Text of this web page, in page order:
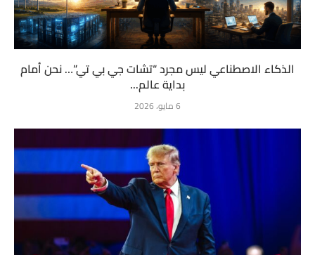
الذكاء الاصطناعي ليس مجرد “تشات جي بي تي”… نحن أمام
بداية عالم...
6 مايو، 2026